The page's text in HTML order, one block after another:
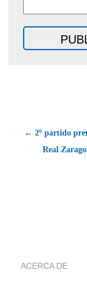
← 2º partido
Real
ACERCA DE